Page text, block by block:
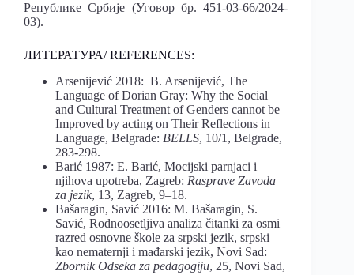
Републике Србије (Уговор бр. 451-03-66/2024-
03).
ЛИТЕРАТУРА/ REFERENCES:
Arsenijević 2018: B. Arsenijević, The
Language of Dorian Gray: Why the Social
and Cultural Treatment of Genders cannot be
Improved by acting on Their Reflections in
Language, Belgrade: BELLS, 10/1, Belgrade,
283-298.
Barić 1987: E. Barić, Mocijski parnjaci i
njihova upotreba, Zagreb: Rasprave Zavoda
za jezik, 13, Zagreb, 9–18.
Bašaragin, Savić 2016: M. Bašaragin, S.
Savić, Rodnoosetljiva analiza čitanki za osmi
razred osnovne škole za srpski jezik, srpski
kao nematernji i mađarski jezik, Novi Sad:
Zbornik Odseka za pedagogiju, 25, Novi Sad,